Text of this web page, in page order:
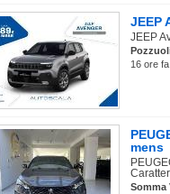
JEEP
JEEP
16 ore
mens
Somma